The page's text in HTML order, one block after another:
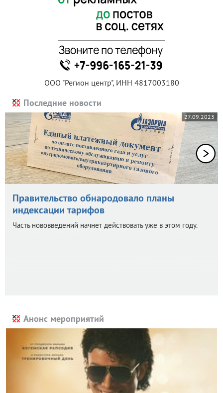
ООО "Регион центр", ИНН 4817003180
Последние новости
27.09.2023
Правительство обнародовало планы
индексации тарифов
Часть нововведений начнет действовать уже в этом году.
Анонс мероприятий